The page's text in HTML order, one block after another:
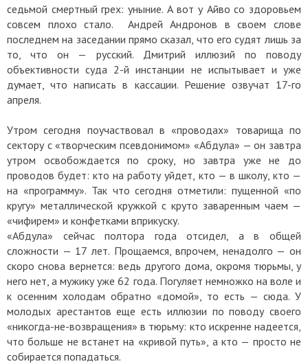
седьмой смертный грех: уныние. А вот у Айво со здоровьем
совсем плохо стало. Андрей Андронов в своем слове
последнем на заседании прямо сказал, что его судят лишь за
то, что он — русский. Дмитрий иллюзий по поводу
объективности суда 2-й инстанции не испытывает и уже
думает, что написать в кассации. Решение озвучат 17-го
апреля.
Утром сегодня поучаствовал в «проводах» товарища по
сектору с «творческим псевдонимом» «Абдула» — он завтра
утром освобождается по сроку, но завтра уже не до
проводов будет: кто на работу уйдет, кто — в школу, кто —
на «программу». Так что сегодня отметили: пущенной «по
кругу» металлической кружкой с круто заваренным чаем —
«чифирем» и конфетками вприкуску.
«Абдула» сейчас полтора года отсидел, а в общей
сложности — 17 лет. Прощаемся, впрочем, ненадолго — он
скоро снова вернется: ведь другого дома, окромя тюрьмы, у
него нет, а мужику уже 62 года. Погуляет немножко на воле и
к осенним холодам обратно «домой», то есть — сюда. У
молодых арестантов еще есть иллюзии по поводу своего
«никогда-не-возвращения» в тюрьму: кто искренне надеется,
что больше не встанет на «кривой путь», а кто — просто не
собирается попадаться.